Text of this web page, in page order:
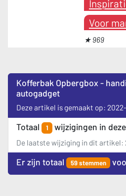
Voor
★ 969
Kofferbak Opbergbox -
autogadget
Deze artikel is gemaakt op:
Totaal 1 wijzigingen in
De laatste wijziging in dit artikel:
Er zijn totaal 59 stemmen